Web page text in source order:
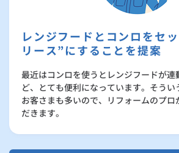
レンジフードとコンロをセ
リース”にすることを提案
最近はコンロを使うとレンジフードが連
ど、とても便利になっています。そう
お客さまも多いので、リフォームのプロ
だきます。